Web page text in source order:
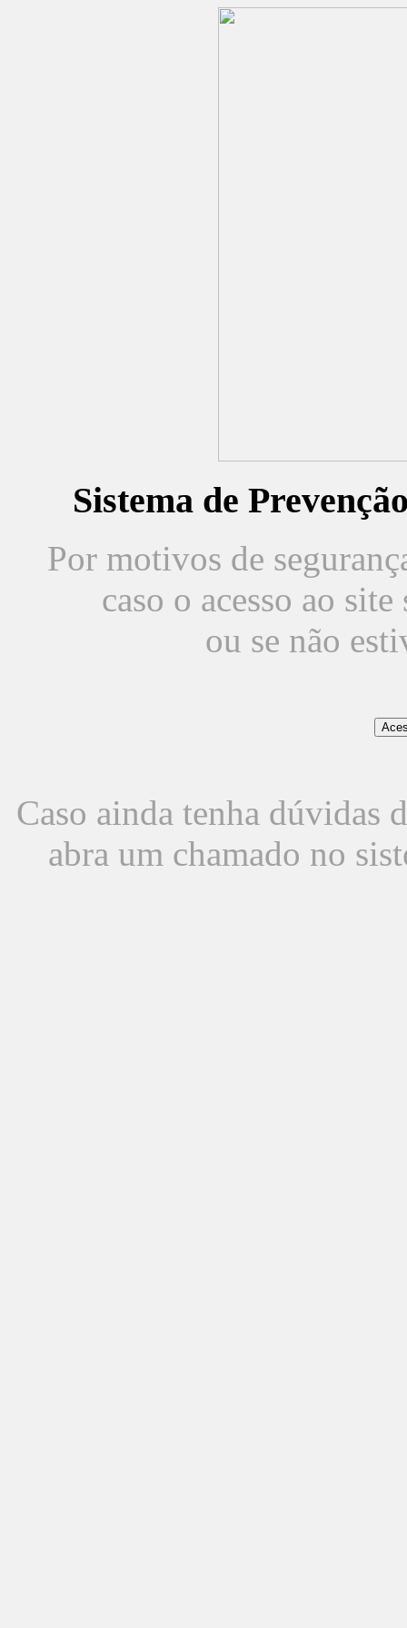
Sistema de
Por motivos de
caso o acesso ao
ou se não
Caso ainda tenha dúvidas
abra um chamado no